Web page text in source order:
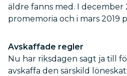
äldre fanns med. I december
promemoria och i mars 2019
Avskaffade regler
Nu har riksdagen sagt ja till
avskaffa den särskild